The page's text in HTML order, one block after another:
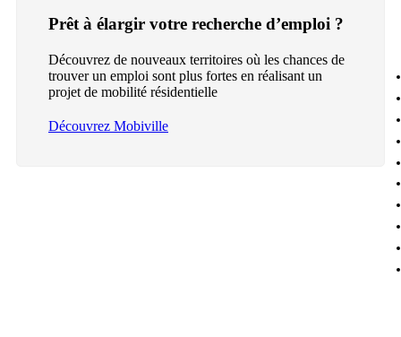
Prêt à élargir votre recherche d’emploi ?
Découvrez de nouveaux territoires où les chances de
trouver un emploi sont plus fortes en réalisant un
projet de mobilité résidentielle
Découvrez Mobiville